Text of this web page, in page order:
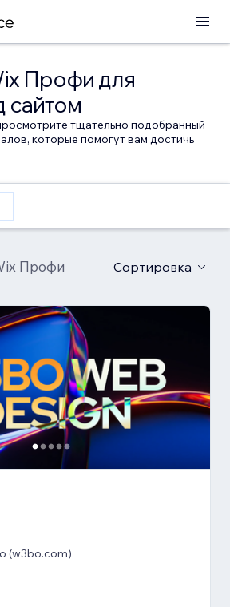
Профи для
сайтом
тщательно подобранный
которые помогут вам достичь
Профи Сортировка
(w3bo.com)